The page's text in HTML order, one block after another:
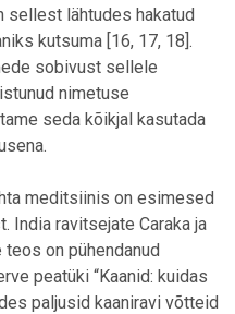
sellest lähtudes hakatud
kutsuma [16, 17, 18].
sobivust sellele
nimetuse
seda kõikjal kasutada
meditsiinis on esimesed
India ravitsejate Caraka ja
on pühendanud
peatüki “Kaanid: kuidas
paljusid kaaniravi võtteid